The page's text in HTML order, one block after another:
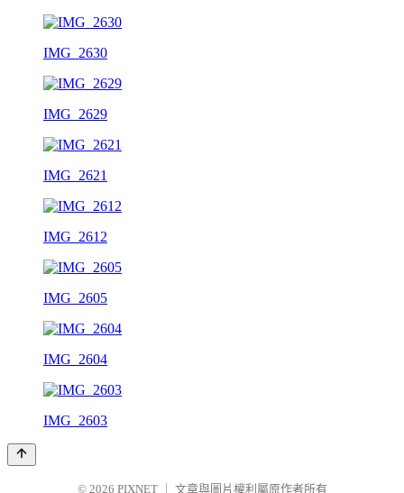
IMG_2630
IMG_2629
IMG_2621
IMG_2612
IMG_2605
IMG_2604
IMG_2603
© 2026 PIXNET 文章與圖片權利屬原作者所有